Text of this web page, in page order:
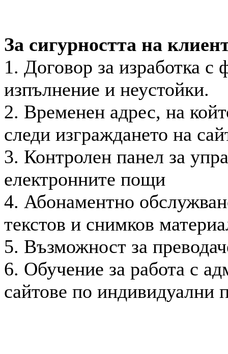
За сигурността на
1. Договор за изработка с
изпълнение и неустойки.
2. Временен адрес, на
следи изграждането на
3. Контролен панел за
електронните пощи
4. Абонаментно
текстов и снимков
5. Възможност за
6. Обучение за работа с
сайтове по индивидуални